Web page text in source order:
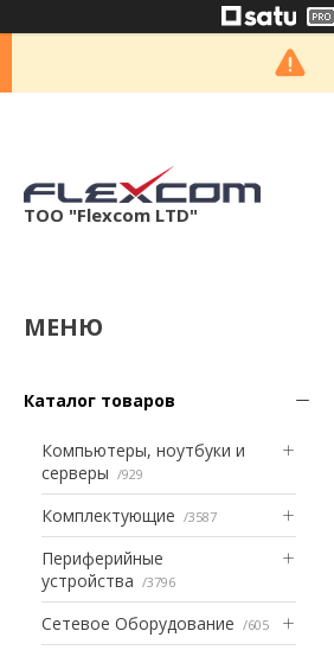
ТОО "Flexcom LTD"
Каталог товаров
Компьютеры, ноутбуки и
серверы
929
Комплектующие 3587
Периферийные
устройства
3796
Сетевое Оборудование 605